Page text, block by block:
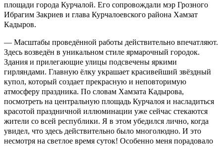
площади города Курчалой. Его сопровождали мэр Грозного
Ибрагим Закриев и глава Курчалоевского района Хамзат
Кадыров.
— Масштабы проведённой работы действительно впечатляют.
Здесь возведён в уникальном стиле ярмарочный городок.
Здания и прилегающие улицы подсвечены яркими
гирляндами. Главную ёлку украшает красивейший звёздный
купол, который создает прекрасную и неповторимую
атмосферу праздника. По словам Хамзата Кадырова,
посмотреть на центральную площадь Курчалоя и насладиться
красотой праздничной иллюминации уже сейчас стекаются
жители со всей республики. Я в этом убедился лично, когда
увидел, что здесь действительно было многолюдно. И это
несмотря на светлое время суток! Особенно меня порадовало